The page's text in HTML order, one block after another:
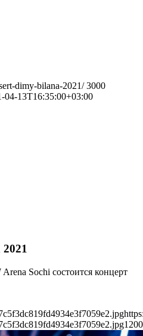
dimy-bilana-2021/ 3000
04-13T16:35:00+03:00
Sochi состоится концерт
1200